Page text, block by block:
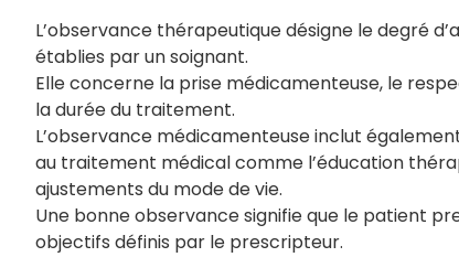
L’observance thérapeutique désigne le degré
établies par un soignant.
Elle concerne la prise médicamenteuse, le
la durée du traitement.
L’observance médicamenteuse inclut
au traitement médical comme l’éducation
ajustements du mode de vie.
Une bonne observance signifie que le patient
objectifs définis par le prescripteur.